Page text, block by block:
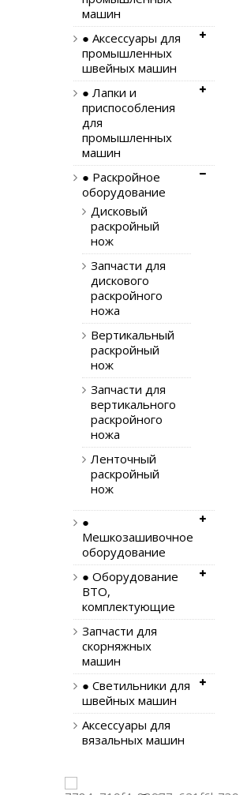
машин
● Аксессуары для
промышленных
швейных машин
● Лапки и
приспособления
для
промышленных
машин
● Раскройное
оборудование
Дисковый
раскройный
нож
Запчасти для
дискового
раскройного
ножа
Вертикальный
раскройный
нож
Запчасти для
вертикального
раскройного
ножа
Ленточный
раскройный
нож
●
Мешкозашивочное
оборудование
● Оборудование
ВТО,
комплектующие
Запчасти для
скорняжных
машин
● Светильники для
швейных машин
Аксессуары для
вязальных машин